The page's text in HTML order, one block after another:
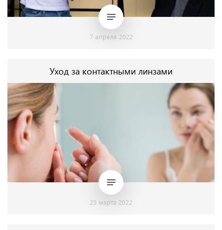
7 апреля 2022
Уход за контактными линзами
25 марта 2022